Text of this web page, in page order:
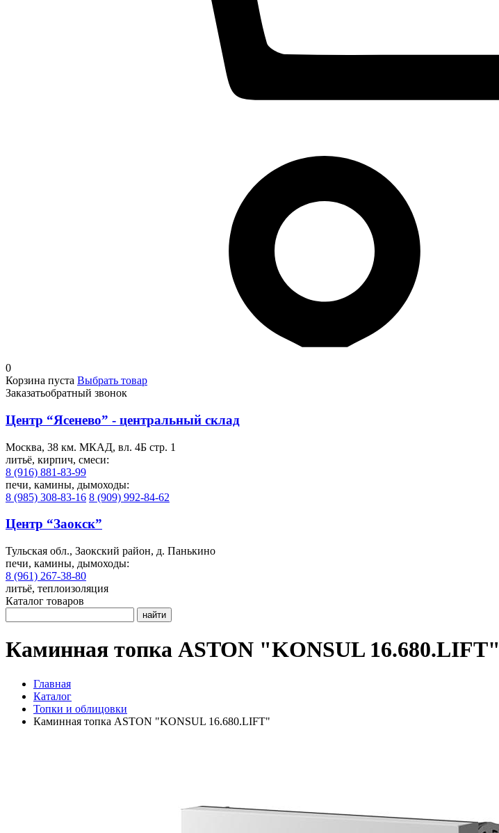
0
Корзина пуста Выбрать товар
Заказатьобратный звонок
Центр “Ясенево” - центральный склад
Москва, 38 км. МКАД, вл. 4Б стр. 1
литьё, кирпич, смеси:
8 (916) 881-83-99
печи, камины, дымоходы:
8 (985) 308-83-16 8 (909) 992-84-62
Центр “Заокск”
Тульская обл., Заокский район, д. Панькино
печи, камины, дымоходы:
8 (961) 267-38-80
литьё, теплоизоляция
Каталог товаров
найти
Каминная топка ASTON "KONSUL 16.680.LIFT"
Главная
Каталог
Топки и облицовки
Каминная топка ASTON "KONSUL 16.680.LIFT"